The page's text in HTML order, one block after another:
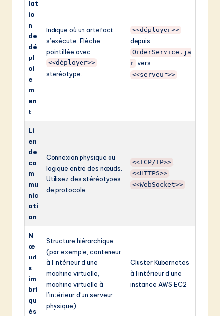
lat
io
n
de
dé
pl
oi
e
m
en
t
Indique où un artefact
s’exécute. Flèche
pointillée avec
<<déployer>>
stéréotype.
<<déployer>>
depuis
OrderService.ja
r vers
<<serveur>>
Li
en
de
co
m
mu
nic
ati
on
Connexion physique ou
logique entre des nœuds.
Utilisez des stéréotypes
de protocole.
<<TCP/IP>> ,
<<HTTPS>> ,
<<WebSocket>>
N
œ
ud
s
im
bri
qu
és
Structure hiérarchique
(par exemple, conteneur
à l’intérieur d’une
machine virtuelle,
machine virtuelle à
l’intérieur d’un serveur
physique).
Cluster Kubernetes
à l’intérieur d’une
instance AWS EC2